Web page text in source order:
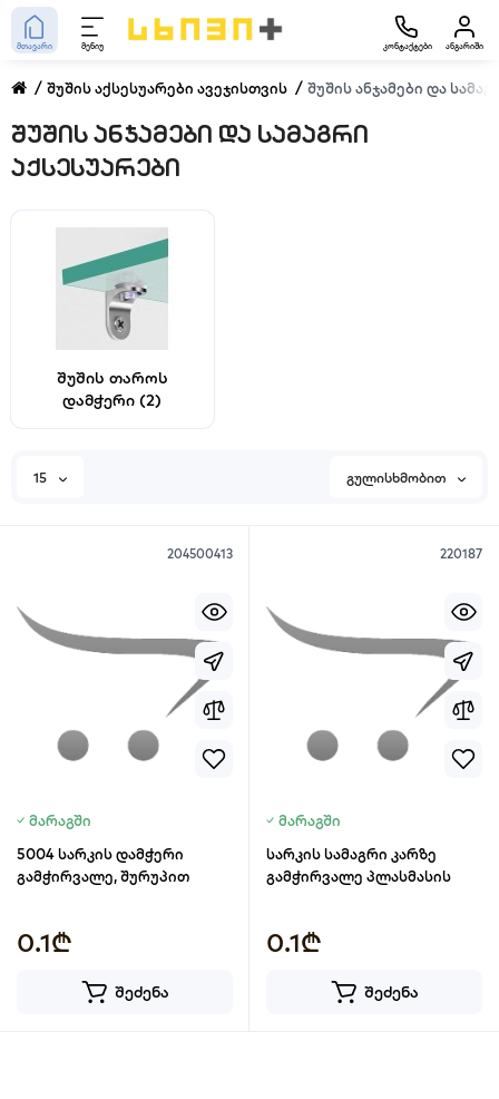
მთავარი მენიუ კონტაქტები ანგარიში
შუშის აქსესუარები ავეჯისთვის შუშის ანჯამები და
შუშის ანჯამები და სამაგრი
აქსესუარები
შუშის თაროს
დამჭერი (2)
15 გულისხმობით
204500413
მარაგში
5004 სარკის დამჭერი
გამჭირვალე, შურუპით
0.1₾
შეძენა
220187
მარაგში
სარკის სამაგრი კარზე
გამჭირვალე პლასმასის
0.1₾
შეძენა